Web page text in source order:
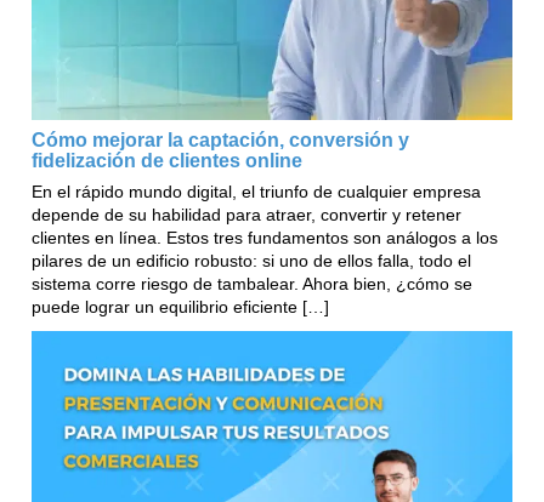
Cómo mejorar la captación, conversión y
fidelización de clientes online
En el rápido mundo digital, el triunfo de cualquier empresa
depende de su habilidad para atraer, convertir y retener
clientes en línea. Estos tres fundamentos son análogos a los
pilares de un edificio robusto: si uno de ellos falla, todo el
sistema corre riesgo de tambalear. Ahora bien, ¿cómo se
puede lograr un equilibrio eficiente […]